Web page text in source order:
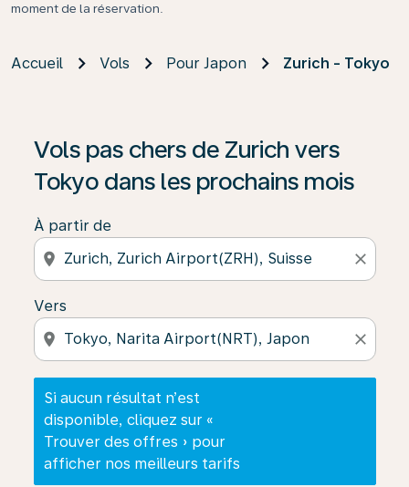
moment de la réservation.
Accueil Vols Pour Japon Zurich - Tokyo
Vols pas chers de Zurich vers
Tokyo dans les prochains mois
À partir de
location_on close
Vers
location_on close
Si aucun résultat n’est
disponible, cliquez sur «
Trouver des offres » pour
afficher nos meilleurs tarifs
Si aucun résultat n’est disponible, cliquez sur «